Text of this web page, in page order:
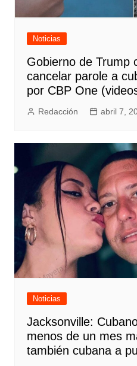
Noticias
Gobierno de Trump
cancelar parole a
por CBP One
Redacción abril 7,
Noticias
Jacksonville:
menos de un mes
también cubana a